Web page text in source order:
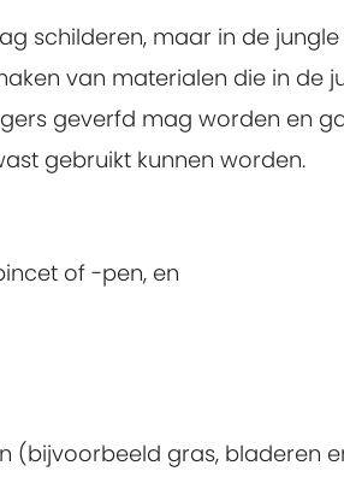
schilderen, maar in de jungle
van materialen die in de
geverfd mag worden en
gebruikt kunnen worden.
of -pen, en
(bijvoorbeeld gras, bladeren